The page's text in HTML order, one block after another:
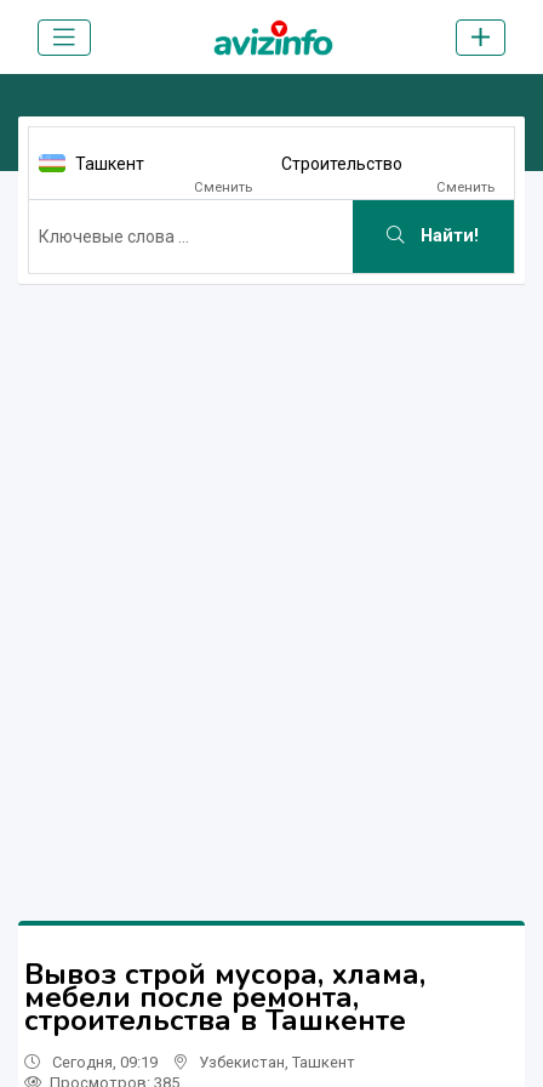
Ташкент
Сменить
Строительство
Сменить
Найти!
Вывоз строй мусора, хлама,
мебели после ремонта,
строительства в Ташкенте
Сегодня, 09:19 Узбекистан Ташкент
Просмотров: 385